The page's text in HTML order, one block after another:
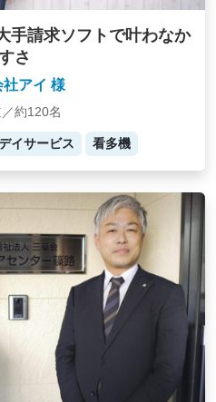
手請求ソフトで叶わなか
さ
社アイ 様
約120名
イサービス 看多機